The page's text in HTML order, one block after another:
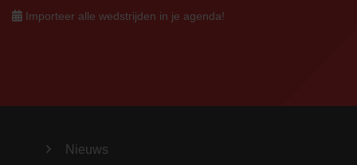
Importeer alle wedstrijden in je agenda!
Nieuws